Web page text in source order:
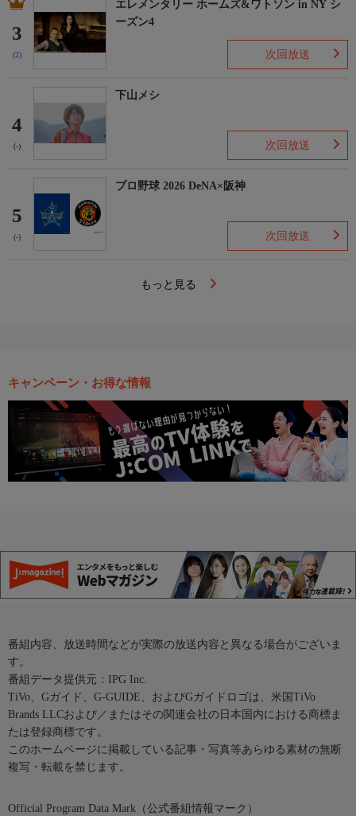
3
(2)
エレメンタリー ホームズ&ワトソン in NY シ
ーズン4
次回放送
4
(-)
下山メシ
次回放送
5
(-)
プロ野球 2026 DeNA×阪神
次回放送
もっと見る
キャンペーン・お得な情報
番組内容、放送時間などが実際の放送内容と異なる場合がございま
す。
番組データ提供元：IPG Inc.
TiVo、Gガイド、G-GUIDE、およびGガイドロゴは、米国TiVo
Brands LLCおよび／またはその関連会社の日本国内における商標ま
たは登録商標です。
このホームページに掲載している記事・写真等あらゆる素材の無断
複写・転載を禁じます。
Official Program Data Mark（公式番組情報マーク）